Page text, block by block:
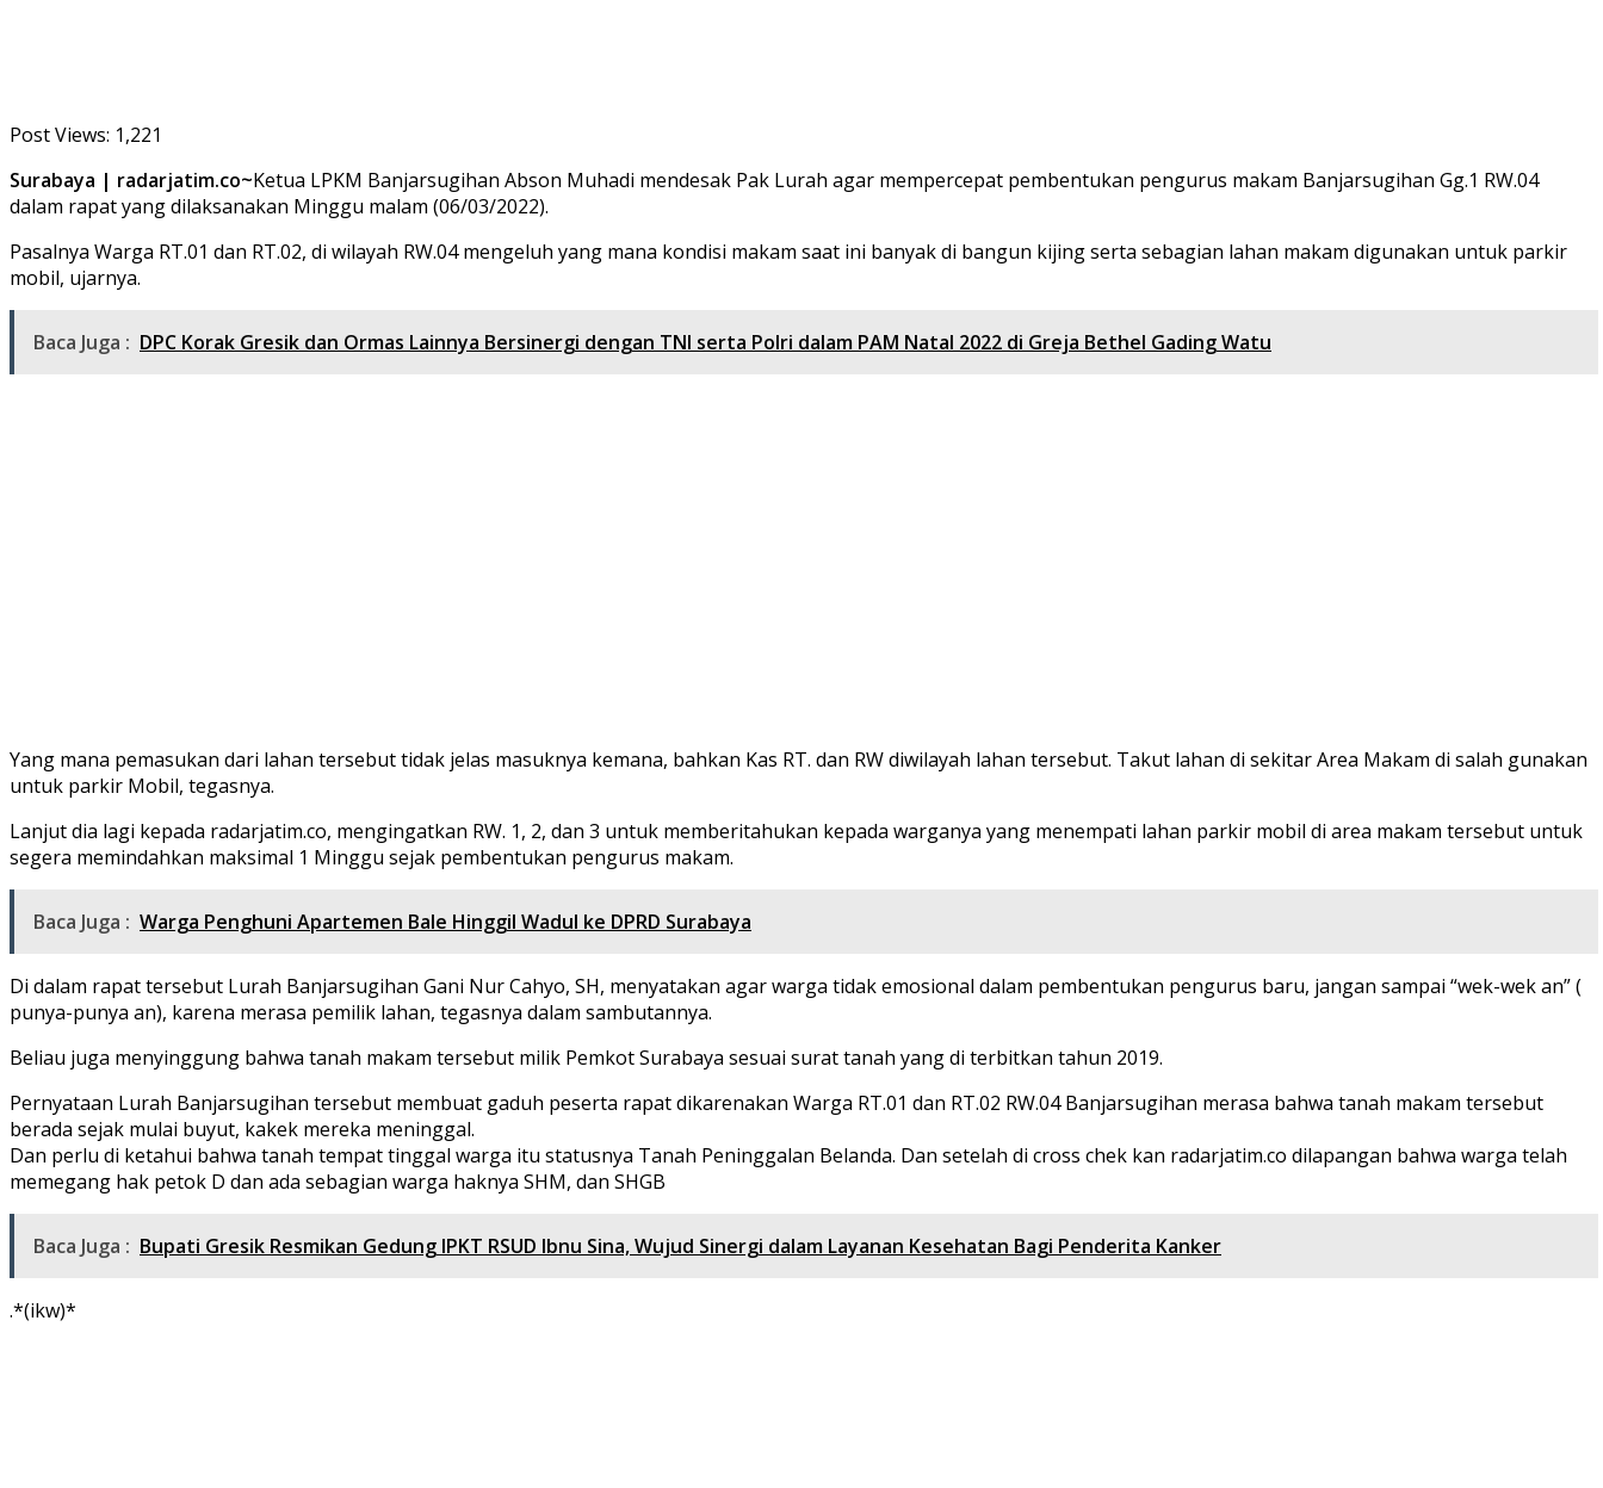
Post Views: 1,221
Surabaya | radarjatim.co~Ketua LPKM Banjarsugihan Abson Muhadi mendesak Pak Lurah agar mempercepat pembentukan pengurus makam Banjarsugihan Gg.1 RW.04
dalam rapat yang dilaksanakan Minggu malam (06/03/2022).
Pasalnya Warga RT.01 dan RT.02, di wilayah RW.04 mengeluh yang mana kondisi makam saat ini banyak di bangun kijing serta sebagian lahan makam digunakan untuk parkir
mobil, ujarnya.
Baca Juga : DPC Korak Gresik dan Ormas Lainnya Bersinergi dengan TNI serta Polri dalam PAM Natal 2022 di Greja Bethel Gading Watu
Yang mana pemasukan dari lahan tersebut tidak jelas masuknya kemana, bahkan Kas RT. dan RW diwilayah lahan tersebut. Takut lahan di sekitar Area Makam di salah gunakan
untuk parkir Mobil, tegasnya.
Lanjut dia lagi kepada radarjatim.co, mengingatkan RW. 1, 2, dan 3 untuk memberitahukan kepada warganya yang menempati lahan parkir mobil di area makam tersebut untuk
segera memindahkan maksimal 1 Minggu sejak pembentukan pengurus makam.
Baca Juga : Warga Penghuni Apartemen Bale Hinggil Wadul ke DPRD Surabaya
Di dalam rapat tersebut Lurah Banjarsugihan Gani Nur Cahyo, SH, menyatakan agar warga tidak emosional dalam pembentukan pengurus baru, jangan sampai “wek-wek an” (
punya-punya an), karena merasa pemilik lahan, tegasnya dalam sambutannya.
Beliau juga menyinggung bahwa tanah makam tersebut milik Pemkot Surabaya sesuai surat tanah yang di terbitkan tahun 2019.
Pernyataan Lurah Banjarsugihan tersebut membuat gaduh peserta rapat dikarenakan Warga RT.01 dan RT.02 RW.04 Banjarsugihan merasa bahwa tanah makam tersebut
berada sejak mulai buyut, kakek mereka meninggal.
Dan perlu di ketahui bahwa tanah tempat tinggal warga itu statusnya Tanah Peninggalan Belanda. Dan setelah di cross chek kan radarjatim.co dilapangan bahwa warga telah
memegang hak petok D dan ada sebagian warga haknya SHM, dan SHGB
Baca Juga : Bupati Gresik Resmikan Gedung IPKT RSUD Ibnu Sina, Wujud Sinergi dalam Layanan Kesehatan Bagi Penderita Kanker
.*(ikw)*